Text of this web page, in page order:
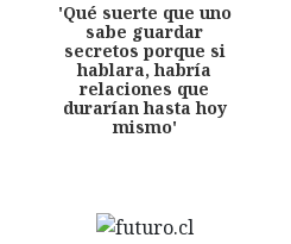
'Qué suerte que uno
sabe guardar
secretos porque si
hablara, habría
relaciones que
durarían hasta hoy
mismo'